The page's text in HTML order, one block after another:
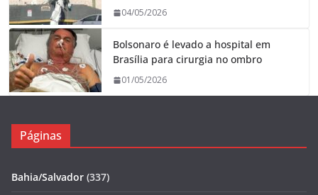
04/05/2026
Bolsonaro é levado a hospital em
Brasília para cirurgia no ombro
01/05/2026
Páginas
Bahia/Salvador (337)